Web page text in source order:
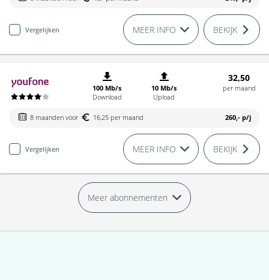
Vergelijken MEER INFO BEKIJK
100 Mb/s
Download
10 Mb/s
Upload
32,50
per maand
8 maanden voor 16,25 per maand 260,- p/j
Vergelijken MEER INFO BEKIJK
Meer abonnementen